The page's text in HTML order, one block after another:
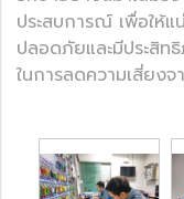
ประสบการณ์ เพื่อให้แ
ปลอดภัยและมีประสิ
ในการลดความเสี่ยง